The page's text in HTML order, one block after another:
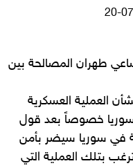
طهران المصالحة بين
العملية العسكرية
سوريا خصوصاً بعد قول
في سوريا سيضر بأمن
بتلك العملية التي